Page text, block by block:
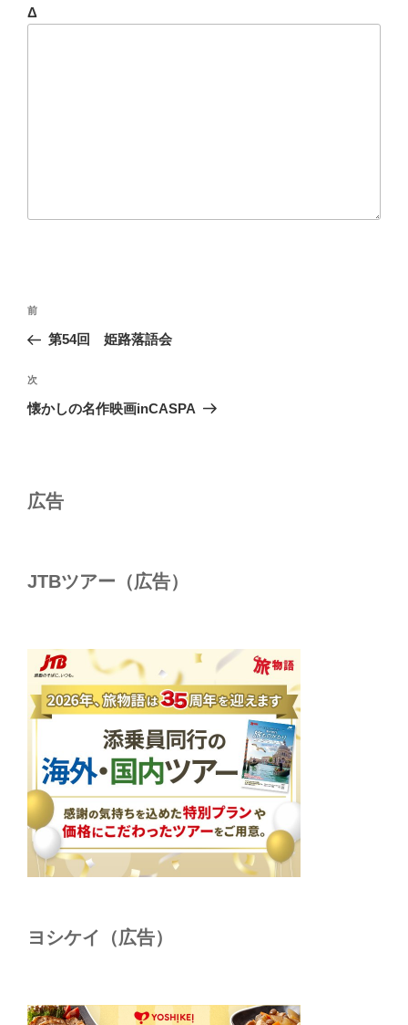
Δ
投
ナ
ビ
ゲ
ン
前
の
稿
前
第54回 姫路落語会
次
の
次
懐かしの名作映画inCASPA
広告
JTBツアー（広告）
ヨシケイ（広告）